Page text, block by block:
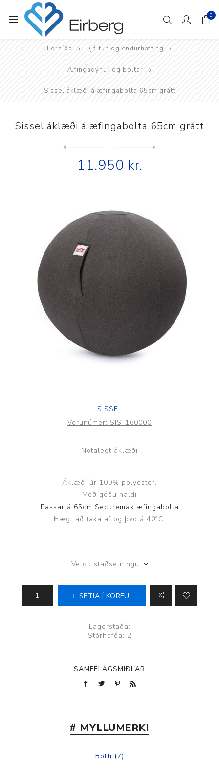
0
Forsíða Þjálfun og endurhæfing
Æfingadýnur og boltar
Sissel áklæði á æfingabolta 65cm grátt
Sissel áklæði á æfingabolta 65cm grátt
11.950 kr.
SISSEL
Vörunúmer: SIS-160000
Notalegt áklæði
Áklæði úr 100% polyester.
Með góðu haldi
Passar á 65cm Securemax æfingabolta
Hægt að taka af og þvo á 40°C.
Veldu staðsetningu
SETJA Í KÖRFU
Lagerstaða:
Stórhöfða: 2
SAMFÉLAGSMIÐLAR
# MYLLUMERKI
Bolti (7)